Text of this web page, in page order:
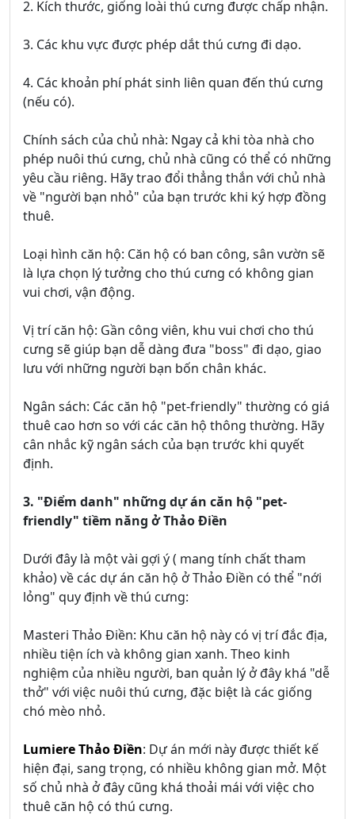
2. Kích thước, giống loài thú cưng được chấp nhận.
3. Các khu vực được phép dắt thú cưng đi dạo.
4. Các khoản phí phát sinh liên quan đến thú cưng
(nếu có).
Chính sách của chủ nhà: Ngay cả khi tòa nhà cho
phép nuôi thú cưng, chủ nhà cũng có thể có những
yêu cầu riêng. Hãy trao đổi thẳng thắn với chủ nhà
về "người bạn nhỏ" của bạn trước khi ký hợp đồng
thuê.
Loại hình căn hộ: Căn hộ có ban công, sân vườn sẽ
là lựa chọn lý tưởng cho thú cưng có không gian
vui chơi, vận động.
Vị trí căn hộ: Gần công viên, khu vui chơi cho thú
cưng sẽ giúp bạn dễ dàng đưa "boss" đi dạo, giao
lưu với những người bạn bốn chân khác.
Ngân sách: Các căn hộ "pet-friendly" thường có giá
thuê cao hơn so với các căn hộ thông thường. Hãy
cân nhắc kỹ ngân sách của bạn trước khi quyết
định.
3. "Điểm danh" những dự án căn hộ "pet-
friendly" tiềm năng ở Thảo Điền
Dưới đây là một vài gợi ý ( mang tính chất tham
khảo) về các dự án căn hộ ở Thảo Điền có thể "nới
lỏng" quy định về thú cưng:
Masteri Thảo Điền: Khu căn hộ này có vị trí đắc địa,
nhiều tiện ích và không gian xanh. Theo kinh
nghiệm của nhiều người, ban quản lý ở đây khá "dễ
thở" với việc nuôi thú cưng, đặc biệt là các giống
chó mèo nhỏ.
Lumiere Thảo Điền: Dự án mới này được thiết kế
hiện đại, sang trọng, có nhiều không gian mở. Một
số chủ nhà ở đây cũng khá thoải mái với việc cho
thuê căn hộ có thú cưng.